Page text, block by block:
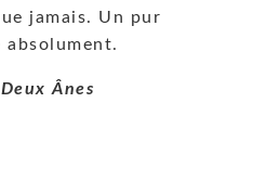
jamais. Un pur
absolument.
Ânes